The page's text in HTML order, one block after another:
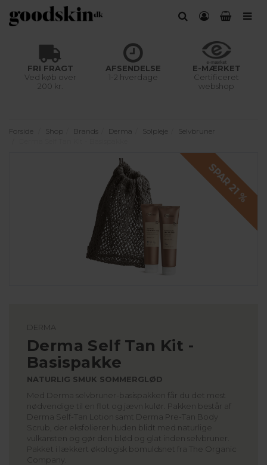
FRI FRAGT
Ved køb over
200 kr.
AFSENDELSE
1-2 hverdage
E-MÆRKET
Certificeret
webshop
Forside Shop Brands Derma Solpleje
Selvbruner
SPAR 21 %
DERMA
Derma Self Tan Kit -
Basispakke
NATURLIG SMUK SOMMERGLØD
Med Derma selvbruner-basispakken får du det mest
nødvendige til en flot og jævn kulør. Pakken består af
Derma Self-Tan Lotion samt Derma Pre-Tan Body
Scrub, der eksfolierer huden blidt med naturlige
vulkansten og gør den blød og glat inden selvbruner.
Pakket i lækkert økologisk bomuldsnet fra The Organic
Company.